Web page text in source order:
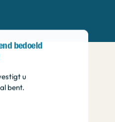
bedoeld
u
bent.